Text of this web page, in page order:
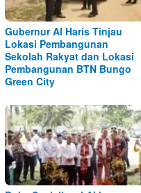
Gubernur Al Haris Tinjau
Lokasi Pembangunan
Sekolah Rakyat dan Lokasi
Pembangunan BTN Bungo
Green City